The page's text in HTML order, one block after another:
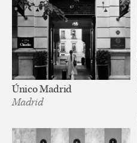
Único Madrid
Madrid